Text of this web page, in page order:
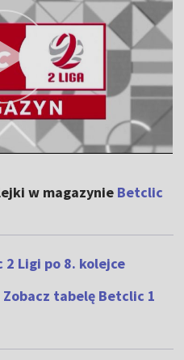
w magazynie Betclic
Ligi po 8. kolejce
Zobacz tabelę Betclic 1